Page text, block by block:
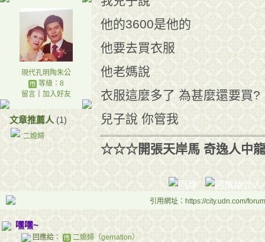
現代孔明陶朱公
等級：8
留言｜ 加入好友
文章推薦人(1)
二媳婦
他的3600是他的
他要去買衣服
他老媽說
衣服這麼多了 為甚麼還要買?
兒子說 你管我
☆☆☆開張天岸馬 奇逸人
引用網址：https://city.udn.com/
嘿嘿~
回應給： 二媳婦（gernation）